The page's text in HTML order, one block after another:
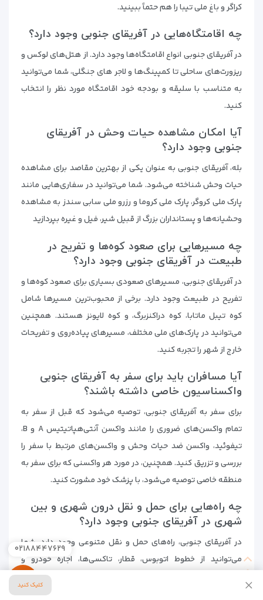
کراگر و باغ ملی تیبا را هم حتماً ببینید.
چه اقامتگاه‌هایی در آفریقای جنوبی وجود دارد؟
در آفریقای جنوبی انواع اقامتگاه‌ها وجود دارد. از هتل‌های لوکس و
ریزورت‌های ساحلی تا کمپینگ‌ها و لاجر های جنگلی، شما می‌توانید
به متناسب با سلیقه و بودجه خود اقامتگاه مورد نظر را انتخاب
کنید.
آیا امکان مشاهده حیات وحش در آفریقای
جنوبی وجود دارد؟
بله، آفریقای جنوبی به عنوان یکی از بهترین مقاصد برای مشاهده
حیات وحش شناخته می‌شود. شما می‌توانید در سفاری‌هایی مانند
پارک ملی کروگر، پارک ملی کروما و رزرو ملی سابی سندز به مشاهده
وحشیانه‌ها و پستانداران بزرگ از قبیل شیر، فیل و غیره بپردازید
چه مسیرهایی برای صعود کوه‌ها و تفریح در
طبیعت در آفریقای جنوبی وجود دارد؟
در آفریقای جنوبی، مسیرهای صعودی بسیاری برای صعود کوه‌ها و
تفریح در طبیعت وجود دارد. برخی از محبوب‌ترین مسیرها شامل
کوه تیبل ماتابا، کوه دراکنزبرگ، و کوه لایونز هستند. همچنین
می‌توانید در پارک‌های ملی مختلف، مسیرهای پیاده‌روی و تفریحات
خارج از شهر را تجربه کنید.
آیا مسافران باید برای سفر به آفریقای جنوبی
واکسناسیون خاصی داشته باشند؟
برای سفر به آفریقای جنوبی، توصیه می‌شود که قبل از سفر به
تمام واکسن‌های ضروری را مانند واکسن آنتی‌هپاتیتیس A و B،
تیفوئید، واکسن ضد حیات وحش و واکسن‌های مرتبط با سفر را
بررسی و تزریق کنید. همچنین، در مورد هر واکسنی که برای سفر به
منطقه خاصی توصیه می‌شود، با پزشک خود مشورت کنید.
چه راه‌هایی برای حمل و نقل درون شهری و بین
شهری در آفریقای جنوبی وجود دارد؟
در آفریقای جنوبی، راه‌های حمل و نقل متنوعی وجود دارد. شما
می‌توانید از خطوط اتوبوس، قطار، تاکسی‌ها، اجاره خودرو و
همچنین خدمات تاکسی آنلاین مانند اوبر و بولت استفاده کنید.
کلیک کنید
۰۲۱۸۸۴۴۷۶۲۹